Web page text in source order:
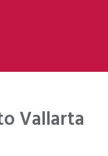
Vallarta